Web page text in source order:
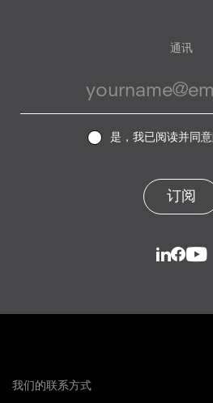
通讯
是，我已阅读并同意
订阅
我们的联系方式